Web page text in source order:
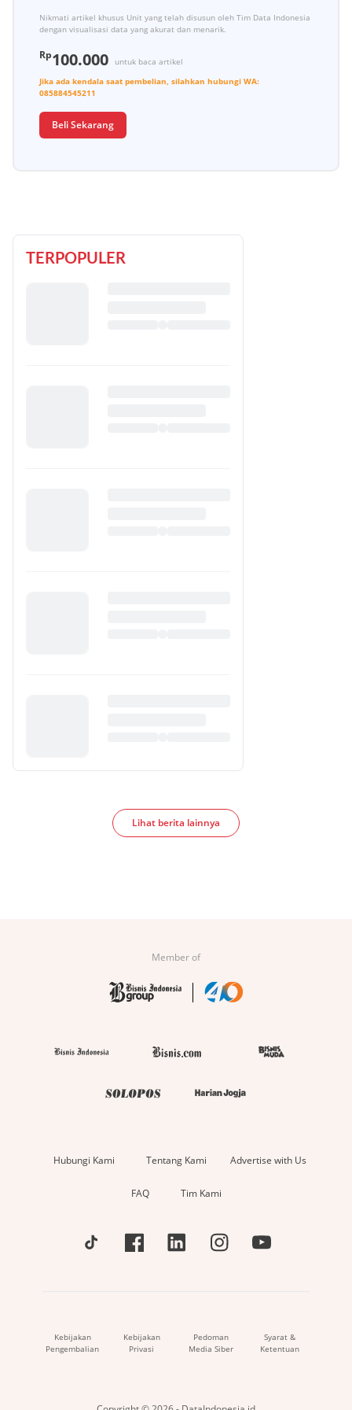
Nikmati artikel khusus Unit yang telah disusun oleh Tim Data Indonesia
dengan visualisasi data yang akurat dan menarik.
Rp100.000
untuk baca artikel
Jika ada kendala saat pembelian, silahkan hubungi WA:
085884545211
Beli Sekarang
TERPOPULER
Lihat berita lainnya
Member of
Hubungi Kami Tentang Kami Advertise with Us
FAQ Tim Kami
Kebijakan
Pengembalian
Kebijakan
Privasi
Pedoman
Media Siber
Syarat &
Ketentuan